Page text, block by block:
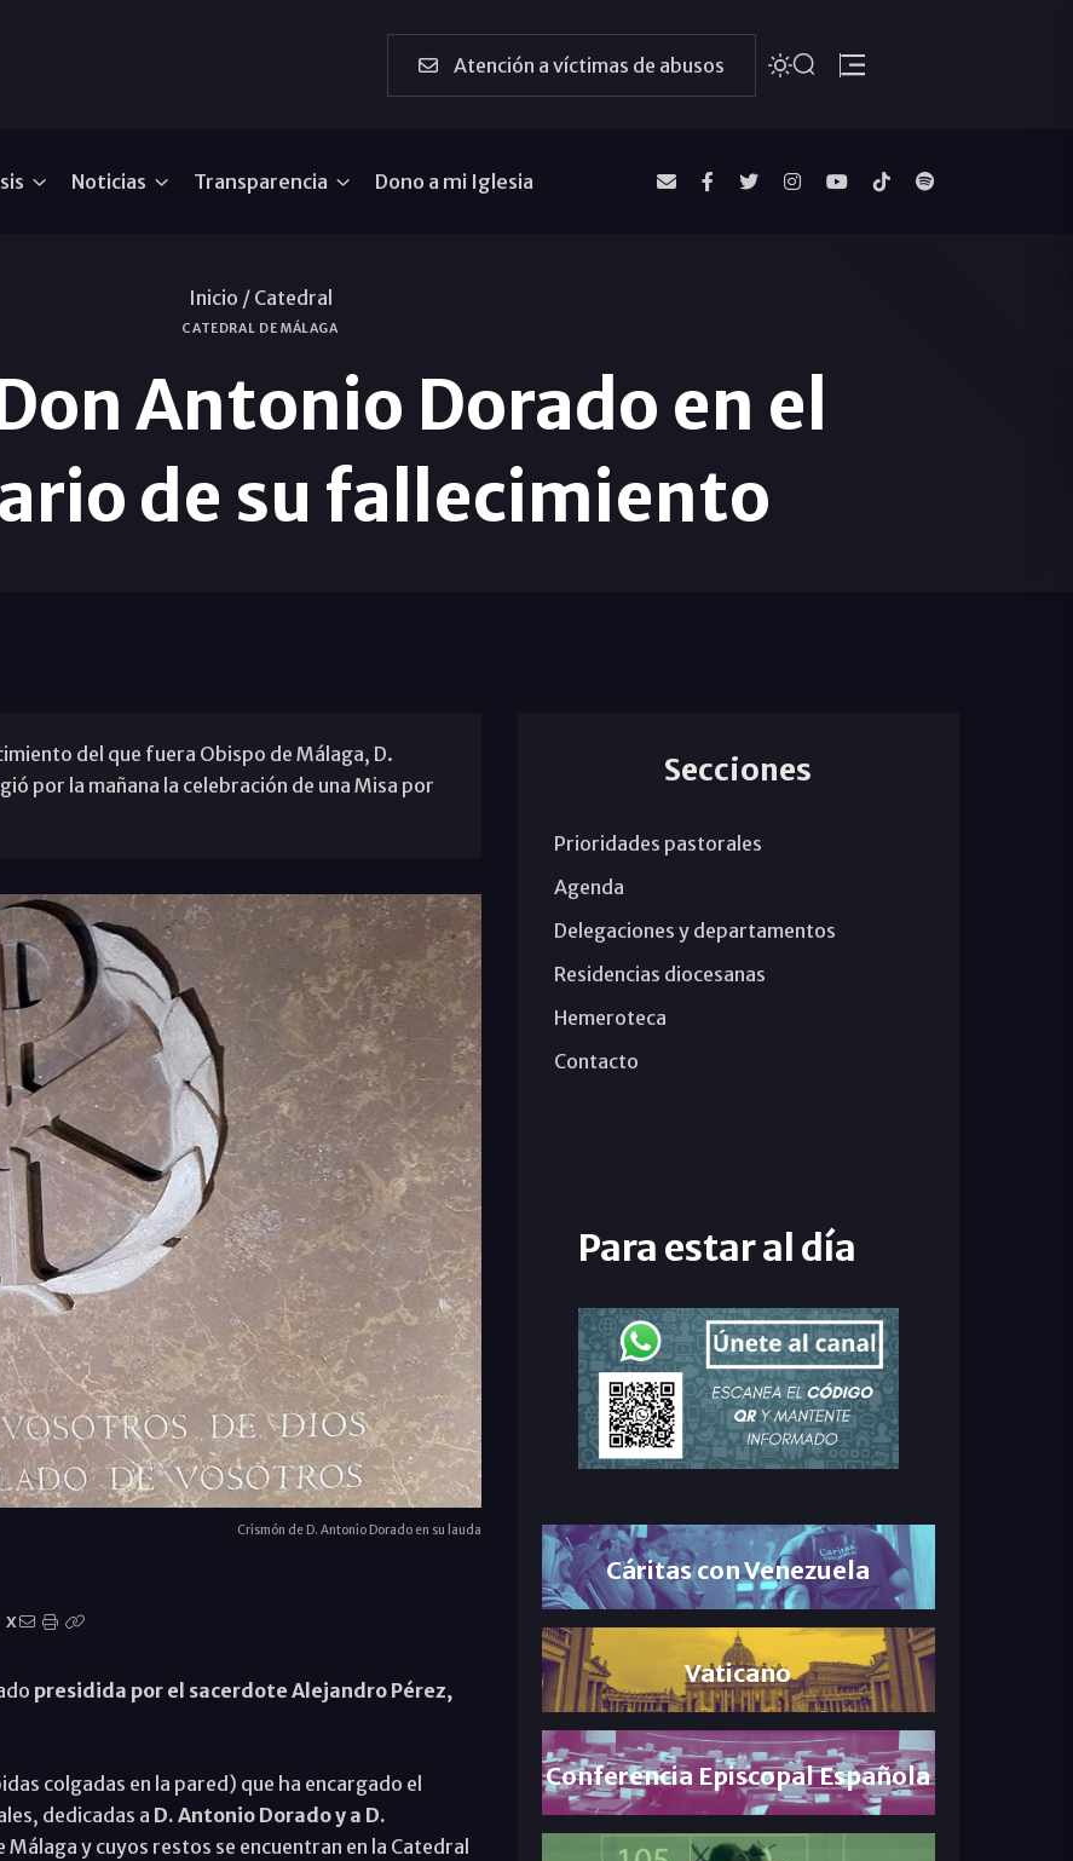
Atención a víctimas de abusos
Noticias Transparencia Dono a mi Iglesia
Inicio / Catedral
CATEDRAL DE MÁLAGA
Antonio Dorado en el
de su fallecimiento
del que fuera Obispo de Málaga, D.
por la mañana la celebración de una Misa por
Crismón de D. Antonio Dorado en su lauda
X
presidida por el sacerdote Alejandro Pérez,
colgadas en la pared) que ha encargado el
dedicadas a D. Antonio Dorado y a D.
y cuyos restos se encuentran en la Catedral
Secciones
Prioridades pastorales
Agenda
Delegaciones y departamentos
Residencias diocesanas
Hemeroteca
Contacto
Para estar al día
Cáritas con Venezuela
Vaticano
Conferencia Episcopal Española